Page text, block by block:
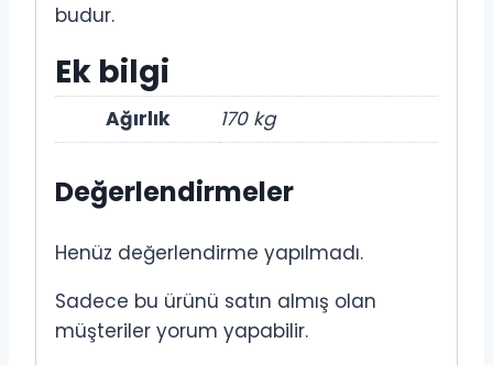
budur.
Ek bilgi
Ağırlık 170 kg
Değerlendirmeler
Henüz değerlendirme yapılmadı.
Sadece bu ürünü satın almış olan
müşteriler yorum yapabilir.